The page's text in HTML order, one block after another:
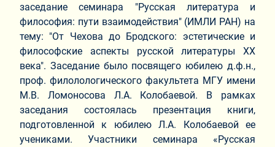
заседание семинара "Русская литература и
философия: пути взаимодействия" (ИМЛИ РАН) на
тему: "От Чехова до Бродского: эстетические и
философские аспекты русской литературы XX
века". Заседание было посвящего юбилею д.ф.н.,
проф. филолологического факультета МГУ имени
М.В. Ломоносова Л.А. Колобаевой. В рамках
заседания состоялась презентация книги,
подготовленной к юбилею Л.А. Колобаевой ее
учениками. Участники семинара «Русская